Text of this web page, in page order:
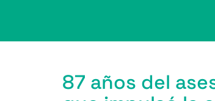
87 años del